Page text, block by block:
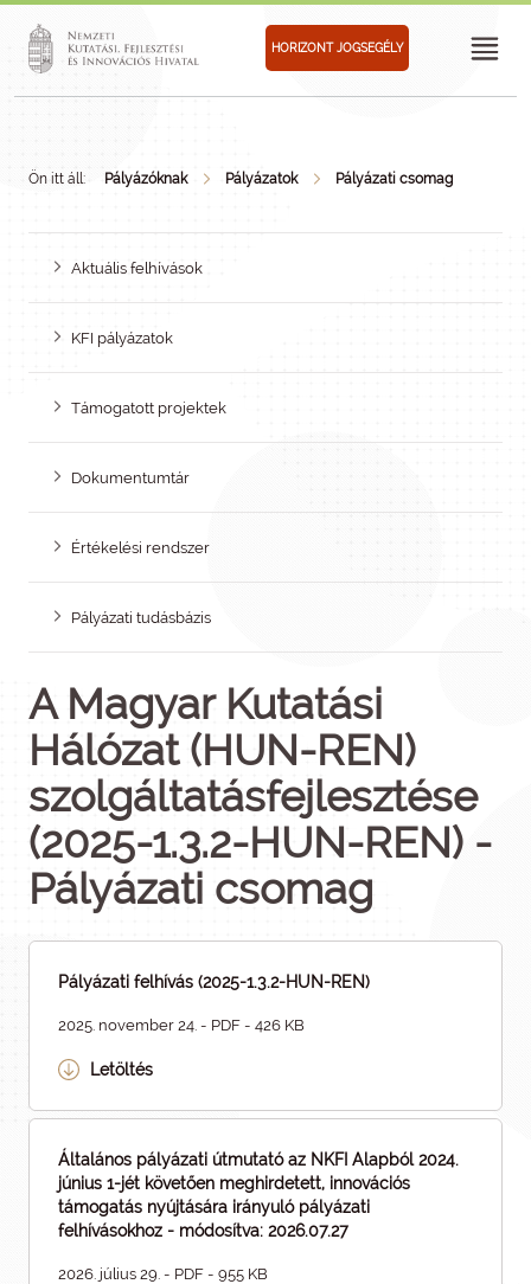
HORIZONT JOGSEGÉLY
Ön itt áll: Pályázóknak Pályázatok Pályázati csomag
Aktuális felhívások
KFI pályázatok
Támogatott projektek
Dokumentumtár
Értékelési rendszer
Pályázati tudásbázis
A Magyar Kutatási
Hálózat (HUN-REN)
szolgáltatásfejlesztése
(2025-1.3.2-HUN-REN) -
Pályázati csomag
Pályázati felhívás (2025-1.3.2-HUN-REN)
2025. november 24. - PDF - 426 KB
Letöltés
Általános pályázati útmutató az NKFI Alapból 2024.
június 1-jét követően meghirdetett, innovációs
támogatás nyújtására irányuló pályázati
felhívásokhoz - módosítva: 2026.07.27
2026. július 29. - PDF - 955 KB